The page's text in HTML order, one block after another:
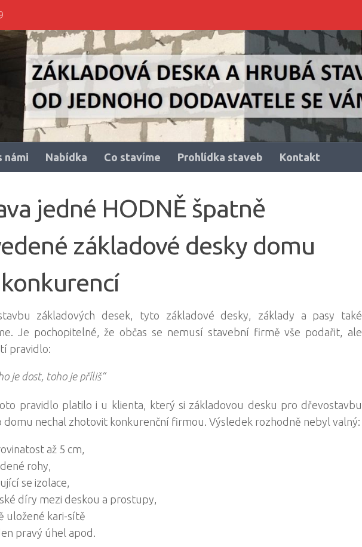
námi Nabídka Co stavíme Prohlídka staveb Kontakt
jedné HODNĚ špatně
základové desky domu
základových desek, tyto základové desky, základy a pasy také
Je pochopitelné, že občas se nemusí stavební firmě vše podařit, ale
pravidlo:
je dost, toho je příliš“
pravidlo platilo i u klienta, který si základovou desku pro dřevostavbu
domu nechal zhotovit konkurenční firmou. Výsledek rozhodně nebyl valný:
až 5 cm,
rohy,
se izolace,
díry mezi deskou a prostupy,
uložené kari-sítě
pravý úhel apod.